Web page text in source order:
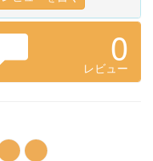
0
レビュー